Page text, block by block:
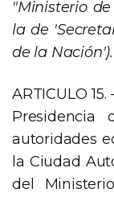
"Ministerio
la de
de la Nación').
ARTICULO
autoridades
la Ciudad
del